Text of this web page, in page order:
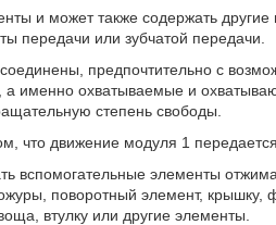
и может также содержать другие
передачи или зубчатой передачи.
предпочтительно с
именно охватываемые и
степень свободы.
что движение модуля 1
вспомогательные элементы
поворотный элемент, крышку,
втулку или другие элементы.